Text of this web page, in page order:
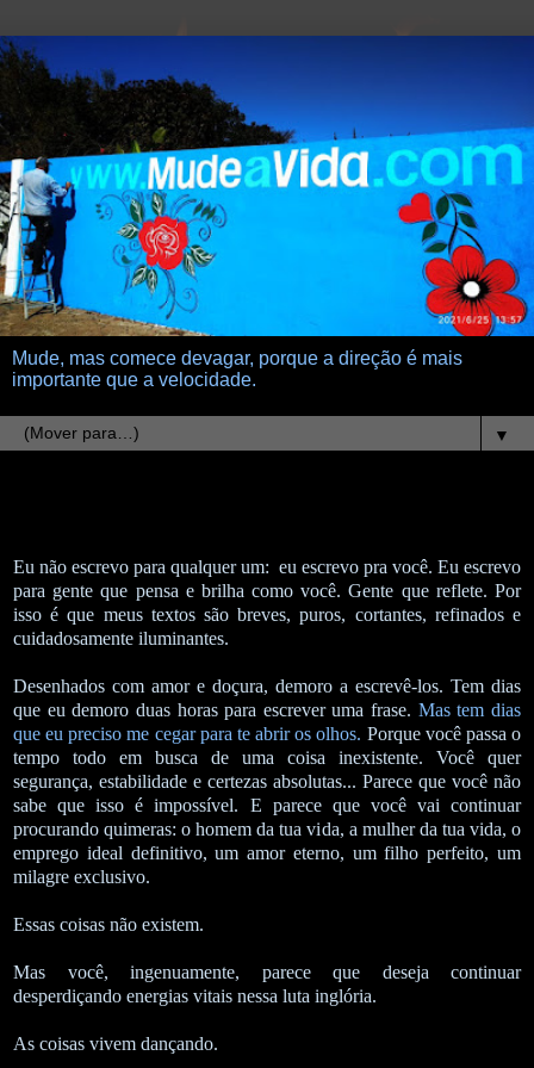
Mude, mas comece devagar, porque a direção é mais
importante que a velocidade.
▼
Eu não escrevo para qualquer um: eu escrevo pra você. Eu escrevo
para gente que pensa e brilha como você. Gente que reflete. Por
isso é que meus textos são breves, puros, cortantes, refinados e
cuidadosamente iluminantes.
Desenhados com amor e doçura, demoro a escrevê-los. Tem dias
que eu demoro duas horas para escrever uma frase. Mas tem dias
que eu preciso me cegar para te abrir os olhos. Porque você passa o
tempo todo em busca de uma coisa inexistente. Você quer
segurança, estabilidade e certezas absolutas... Parece que você não
sabe que isso é impossível. E parece que você vai continuar
procurando quimeras: o homem da tua vida, a mulher da tua vida, o
emprego ideal definitivo, um amor eterno, um filho perfeito, um
milagre exclusivo.
Essas coisas não existem.
Mas você, ingenuamente, parece que deseja continuar
desperdiçando energias vitais nessa luta inglória.
As coisas vivem dançando.